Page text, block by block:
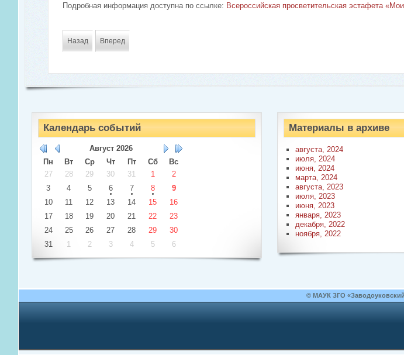
Подробная информация доступна по ссылке: Всероссийская просветительская эстафета
Назад Вперед
Календарь событий
Август 2026
Пн
Вт Ср Чт Пт Сб
Вс
27
28 29 30 31 1
2
3
4 5 6 7 8
9
10
11 12 13 14 15
16
17
18 19 20 21 22
23
24
25 26 27 28 29
30
31
1 2 3 4 5 6
Материалы в архиве
августа, 2024
июля, 2024
июня, 2024
марта, 2024
августа, 2023
июля, 2023
июня, 2023
января, 2023
декабря, 2022
ноября, 2022
© МАУК ЗГО